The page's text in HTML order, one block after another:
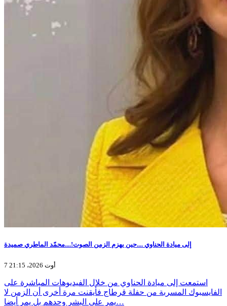
إلى ميادة الحناوي ....حين يهزم الزمن الصوت!....محمّد الماطري صميدة
7 أوت 2026، 21:15
استمعت إلى ميادة الحناوي من خلال الفيديوهات المباشرة على
الفايسبوك المسربة من حفلة قرطاج فأيقنت مرة أخرى أن الزمن لا
يمر على البشر وحدهم بل يمر أيضا…